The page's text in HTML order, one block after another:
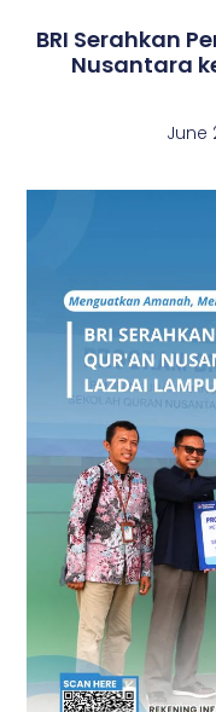
BRI Serahkan
Nusantara
June